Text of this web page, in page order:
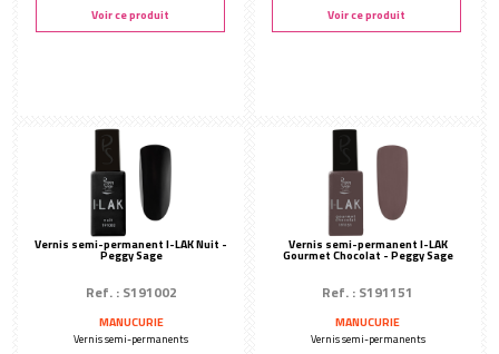
Voir ce produit Voir ce produit
Vernis semi-permanent I-LAK Nuit -
Peggy Sage
Ref. : S191002
MANUCURIE
Vernis semi-permanents
Vernis semi-permanent I-LAK
Gourmet Chocolat - Peggy Sage
Ref. : S191151
MANUCURIE
Vernis semi-permanents